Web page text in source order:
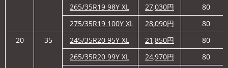
265/35R19 98Y XL
27,030円
80
275/35R19 100Y XL
28,090円
80
20
35 245/35R20 95Y XL 21,850円
80
265/35R20 99Y XL
24,970円
80